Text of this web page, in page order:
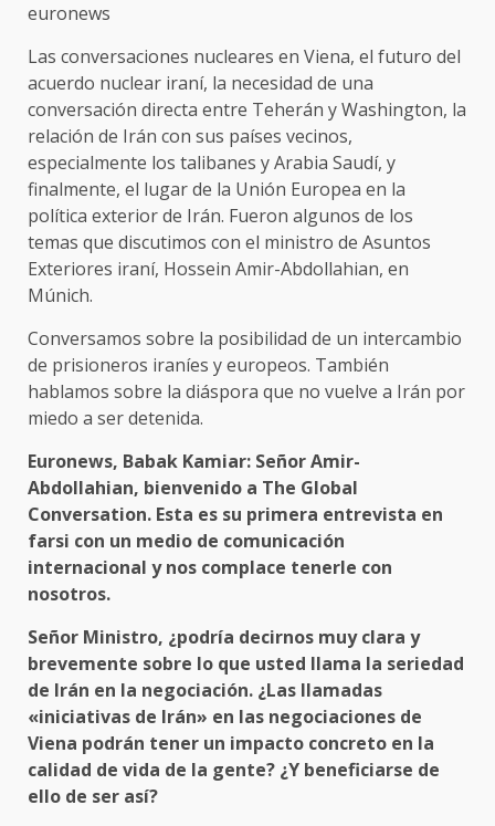
euronews
Las conversaciones nucleares en Viena, el futuro del
acuerdo nuclear iraní, la necesidad de una
conversación directa entre Teherán y Washington, la
relación de Irán con sus países vecinos,
especialmente los talibanes y Arabia Saudí, y
finalmente, el lugar de la Unión Europea en la
política exterior de Irán. Fueron algunos de los
temas que discutimos con el ministro de Asuntos
Exteriores iraní, Hossein Amir-Abdollahian, en
Múnich.
Conversamos sobre la posibilidad de un intercambio
de prisioneros iraníes y europeos. También
hablamos sobre la diáspora que no vuelve a Irán por
miedo a ser detenida.
Euronews, Babak Kamiar: Señor Amir-
Abdollahian, bienvenido a The Global
Conversation. Esta es su primera entrevista en
farsi con un medio de comunicación
internacional y nos complace tenerle con
nosotros.
Señor Ministro, ¿podría decirnos muy clara y
brevemente sobre lo que usted llama la seriedad
de Irán en la negociación. ¿Las llamadas
«iniciativas de Irán» en las negociaciones de
Viena podrán tener un impacto concreto en la
calidad de vida de la gente? ¿Y beneficiarse de
ello de ser así?